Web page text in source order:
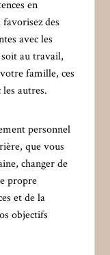
en
des
avec les
au travail,
famille, ces
autres.
personnel
que vous
changer de
propre
et de la
objectifs